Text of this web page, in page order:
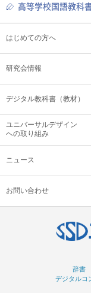
高等学校国語教科
はじめての方へ
研究会情報
デジタル教科書（教材）
ユニバーサルデザイン
への取り組み
ニュース
お問い合わせ
辞書
デジタルコ